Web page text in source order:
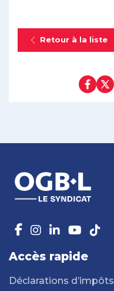
Retour à la liste
Accès rapide
Déclarations d’impôts